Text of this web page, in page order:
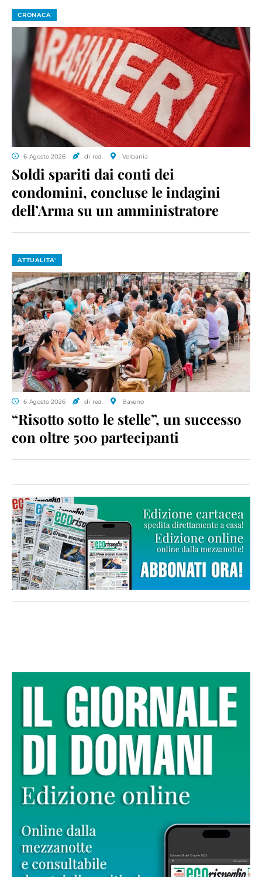
CRONACA
6 Agosto 2026 di red. Verbania
Soldi spariti dai conti dei
condomini, concluse le indagini
dell’Arma su un amministratore
ATTUALITA'
6 Agosto 2026 di red. Baveno
“Risotto sotto le stelle”, un successo
con oltre 500 partecipanti